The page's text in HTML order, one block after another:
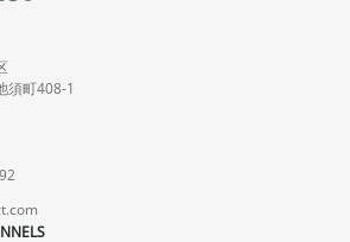
ne sera effectué pour des produits
part, contactez-nous dans les 72 heures
que nous trouvions ensemble une
須町408-1